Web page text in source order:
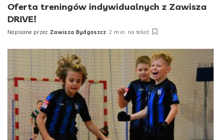
Oferta treningów indywidualnych z Zawisza
DRIVE!
Posted
Napisane przez Zawisza Bydgoszcz 2 min. na tekst